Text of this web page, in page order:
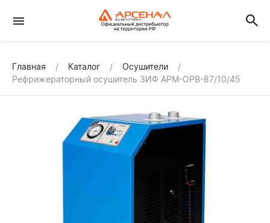
Главная Каталог
Осушители
Рефрижераторный осушитель ЗИФ АРМ-ОРВ-87/10/45